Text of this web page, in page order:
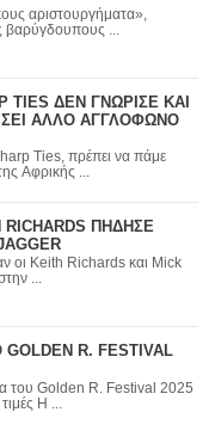
αριστουργήματα»,
βαρύγδουπους ...
TIES ΔΕΝ ΓΝΩΡΙΣΕ ΚΑΙ
ΑΛΛΟ ΑΓΓΛΟΦΩΝΟ
Αφρικής ...
ΠΗΔΗΣΕ
Mick
στην ...
R. FESTIVAL
2025
Η ...